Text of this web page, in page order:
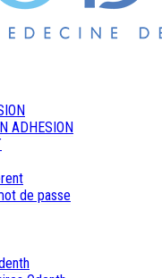
ADHESION
de passe